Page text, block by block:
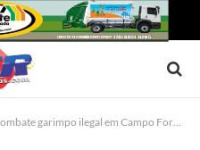
ilegal em Campo Formoso e outras cidades